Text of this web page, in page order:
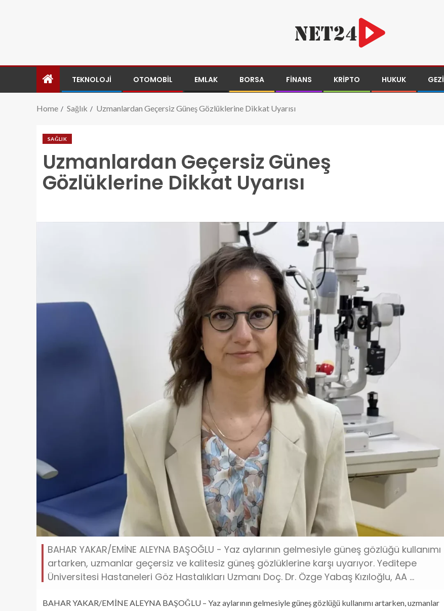
TEKNOLOJI OTOMOBIL EMLAK BORSA FINANS KRIPTO HUKUK GEZI
Home Sağlık Uzmanlardan Geçersiz Güneş Gözlüklerine Dikkat Uyarısı
SAĞLIK
Uzmanlardan Geçersiz Güneş
Gözlüklerine Dikkat Uyarısı
BAHAR YAKAR/EMİNE ALEYNA BAŞOĞLU - Yaz aylarının gelmesiyle güneş gözlüğü kullanımı
artarken, uzmanlar geçersiz ve kalitesiz güneş gözlüklerine karşı uyarıyor. Yeditepe
Üniversitesi Hastaneleri Göz Hastalıkları Uzmanı Doç. Dr. Özge Yabaş Kızıloğlu, AA ...
BAHAR YAKAR/EMİNE ALEYNA BAŞOĞLU – Yaz aylarının gelmesiyle güneş gözlüğü kullanımı artarken, uzmanlar